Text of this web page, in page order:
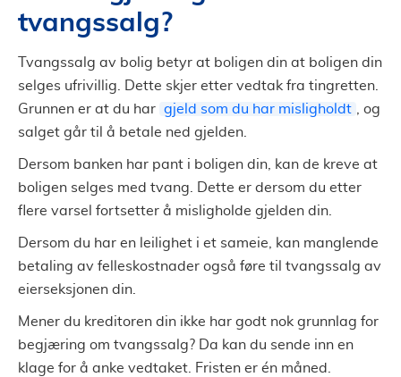
tvangssalg?
Tvangssalg av bolig betyr at boligen din at boligen din
selges ufrivillig. Dette skjer etter vedtak fra tingretten.
Grunnen er at du har gjeld som du har misligholdt , og
salget går til å betale ned gjelden.
Dersom banken har pant i boligen din, kan de kreve at
boligen selges med tvang. Dette er dersom du etter
flere varsel fortsetter å misligholde gjelden din.
Dersom du har en leilighet i et sameie, kan manglende
betaling av felleskostnader også føre til tvangssalg av
eierseksjonen din.
Mener du kreditoren din ikke har godt nok grunnlag for
begjæring om tvangssalg? Da kan du sende inn en
klage for å anke vedtaket. Fristen er én måned.